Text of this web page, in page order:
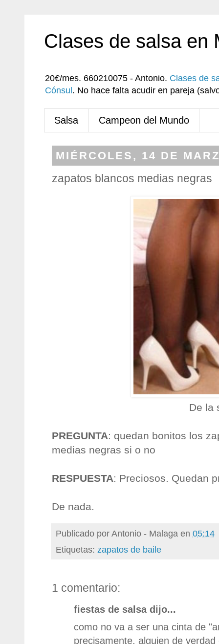
Clases de salsa en
20€/mes. 660210075 - Antonio. Clases de
Cónsul . No hace falta acudir en pareja
Salsa Campeon del Mundo
MIÉRCOLES, 14 DE
zapatos blancos medias negras
De la
PREGUNTA: quedan bonitos los
medias negras si o no
RESPUESTA: Preciosos. Quedan
De nada.
Publicado porAntonio - Malaga en 05:14
Etiquetas: zapatos de baile
1 comentario:
fiestas de salsa dijo...
como no va a ser una cinta de
precisamente, alguien de